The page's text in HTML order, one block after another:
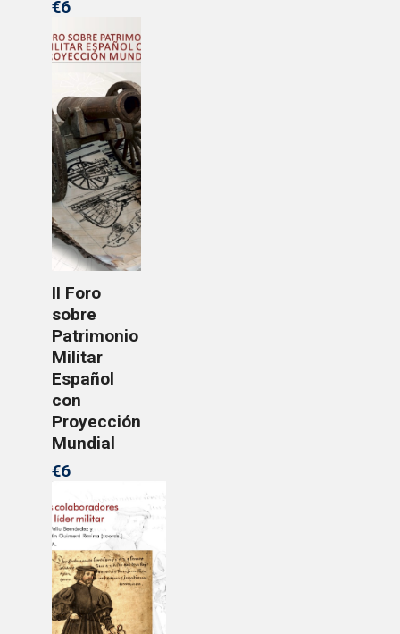
€6
II Foro
sobre
Patrimonio
Militar
Español
con
Proyección
Mundial
€6